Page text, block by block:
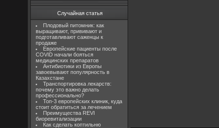
Случайная статья
Плодовый питомник: как
выращивают, прививают и
подготавливают саженцы к
продаже
Европейские пациенты после
COVID начали бояться
медицинских препаратов
Антибиотики из Европы
завоевывают популярность в
Казахстане
Транспортировка лекарств:
почему это важно делать
профессионально?
Топ-3 европейских клиник, куда
стоит обратиться за лечением
Преимущества REVI
биоревитализации
Как сделать коптильню